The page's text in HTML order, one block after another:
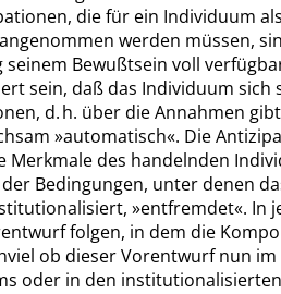
die für ein Individuum
werden müssen,
Bewußtsein voll
sein, daß das Individuum sich
d. h. über die Annahmen
»automatisch«. Die
Merkmale des handelnden
Bedingungen, unter denen
»entfremdet«. In
folgen, in dem die
ob dieser Vorentwurf nun
oder in den